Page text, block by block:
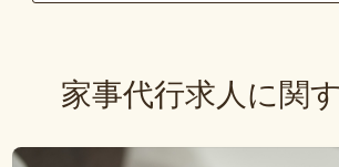
家事代行求人に関